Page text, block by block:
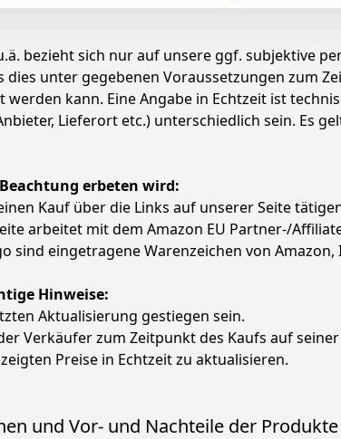
bezieht sich nur auf unsere ggf. subjektive
unter gegebenen Voraussetzungen zum
kann. Eine Angabe in Echtzeit ist
Lieferort etc.) unterschiedlich sein. Es
erbeten wird:
Kauf über die Links auf unserer Seite
arbeitet mit dem Amazon EU Partner-/
sind eingetragene Warenzeichen von
Hinweise:
Aktualisierung gestiegen sein.
Verkäufer zum Zeitpunkt des Kaufs auf
Preise in Echtzeit zu aktualisieren.
und Vor- und Nachteile der